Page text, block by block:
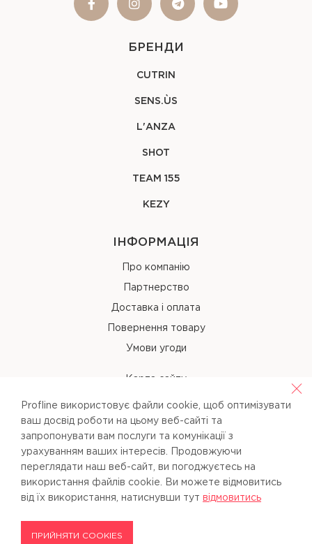
БРЕНДИ
CUTRIN
SENS.ÙS
L'ANZA
SHOT
TEAM 155
KEZY
ІНФОРМАЦІЯ
Про компанію
Партнерство
Доставка і оплата
Повернення товару
Умови угоди
Карта сайту
КОНТАКТИ
+38 (067) 238-97-40
info@pl-beauty.com.ua
Profline використовує файли cookie, щоб оптимізувати
ваш досвід роботи на цьому веб-сайті та
запропонувати вам послуги та комунікації з
урахуванням ваших інтересів. Продовжуючи
переглядати наш веб-сайт, ви погоджуєтесь на
використання файлів cookie. Ви можете вiдмовитись
вiд їх використання, натиснувши тут вiдмовитись
ПРИЙНЯТИ COOKIES